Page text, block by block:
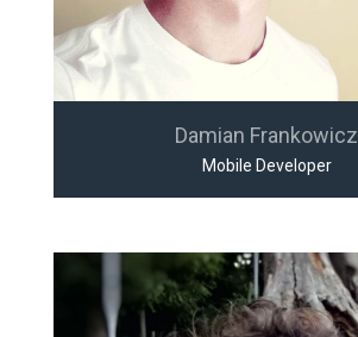
Damian Frankowicz
Mobile Developer